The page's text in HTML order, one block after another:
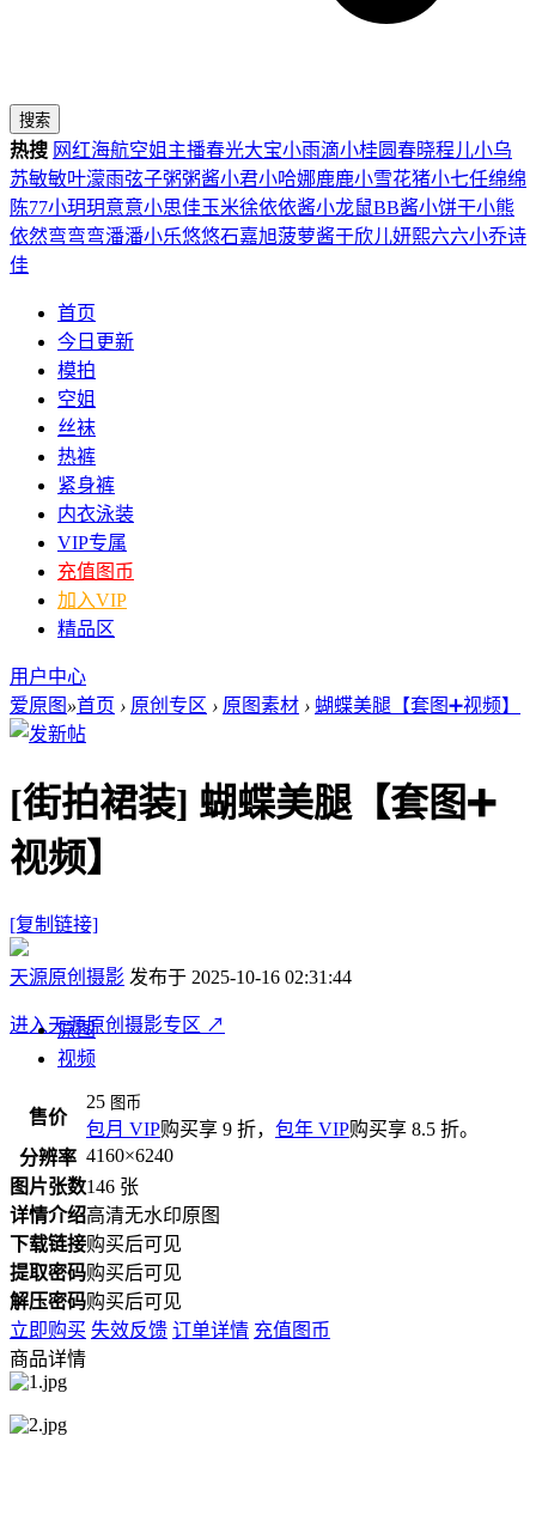
搜索
热搜 网红海航空姐 主播春光大宝小雨滴小桂圆春晓程儿小乌
苏敏敏叶濛雨弦子粥粥酱小君小哈娜鹿鹿小雪花猪小七任绵绵
陈77小玥玥意意小思佳玉米徐依依酱小龙鼠BB酱小饼干小熊
依然弯弯弯潘潘小乐悠悠石嘉旭菠萝酱于欣儿妍熙六六小乔诗
佳
首页
今日更新
模拍
空姐
丝袜
热裤
紧身裤
内衣泳装
VIP专属
充值图币
加入VIP
精品区
用户中心
爱原图 »首页 › 原创专区 › 原图素材 › 蝴蝶美腿【套图➕视频】
[街拍裙装] 蝴蝶美腿【套图➕
视频】
[复制链接]
天源原创摄影 发布于 2025-10-16 02:31:44
进入天源原创摄影专区 ↗
原图
视频
售价
25 图币
包月 VIP购买享 9 折， 包年 VIP购买享 8.5 折。
分辨率 4160×6240
图片张数146 张
详情介绍高清无水印原图
下载链接购买后可见
提取密码购买后可见
解压密码购买后可见
立即购买 失效反馈 订单详情 充值图币
商品详情